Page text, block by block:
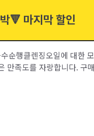
🔻 마지막 할인
순행클렌징오일에 대한
만족도를 자랑합니다. 구